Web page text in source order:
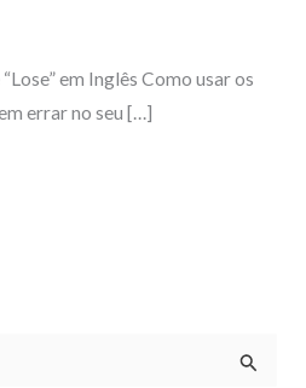
em Inglês Como usar os
errar no seu […]